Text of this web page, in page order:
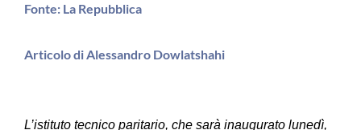
Fonte: La Repubblica
Articolo di Alessandro Dowlatshahi
L’istituto tecnico paritario, che sarà inaugurato lunedì,